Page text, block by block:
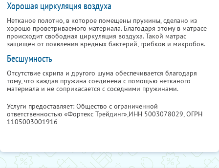
Хорошая циркуляция воздуха
Нетканое полотно, в которое помещены пружины, сделано из
хорошо проветриваемого материала. Благодаря этому в матрасе
происходит свободная циркуляция воздуха. Такой матрас
защищен от появления вредных бактерий, грибков и микробов.
Бесшумность
Отсутствие скрипа и другого шума обеспечивается благодаря
тому, что каждая пружина соединена с помощью нетканого
материала и не соприкасается с соседними пружинами.
Услуги предоставляет: Общество с ограниченной
ответственностью «Фортекс Трейдинг»,ИНН 5003078029, ОГРН
1105003001916